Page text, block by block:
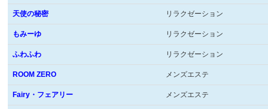
天使の秘密 リラクゼーション
もみーゆ リラクゼーション
ふわふわ リラクゼーション
ROOM ZERO メンズエステ
Fairy・フェアリー メンズエステ